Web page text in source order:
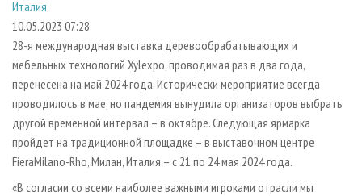
СУШКА ДРЕВЕСИНЫ
ПРОИЗВОДСТВО ДРЕВЕСНЫХ ПЛИТ
ДЕРЕВЯННОЕ ДОМОСТРОЕНИЕ
ПРОИЗВОДСТВО МЕБЕЛИ
БИОЭНЕРГЕТИКА
ЦБП
ИНСТРУМЕНТ И МАТЕРИАЛЫ
ПЕРСОНЫ
МОБИЛЬНЫЕ ВЫСТАВКИ
ОФИЦИАЛЬНЫЕ ДЕЛЕГАЦИИ
ПРИОРИТЕТНЫЕ ИНВЕСТПРОЕКТЫ
RUSSIAN FORESTRY REVIEW
ГАЗЕТА ЛЕСПРОМФОРУМ
БИБЛИОТЕКА СПЕЦИАЛИСТА
КОНТАКТЫ
РЕКЛАМА
РЕКЛАМА НА САЙТЕ
Италия
10.05.2023 07:28
28-я международная выставка деревообрабатывающих и
мебельных технологий Xylexpo, проводимая раз в два года,
перенесена на май 2024 года. Исторически мероприятие всегда
проводилось в мае, но пандемия вынудила организаторов выбрать
другой временной интервал – в октябре. Следующая ярмарка
пройдет на традиционной площадке – в выставочном центре
FieraMilano-Rho, Милан, Италия – с 21 по 24 мая 2024 года.
«В согласии со всеми наиболее важными игроками отрасли мы